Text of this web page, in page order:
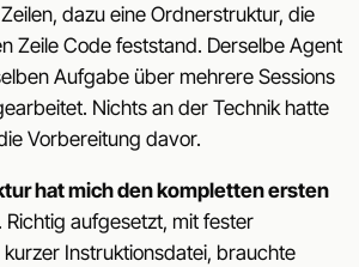
dazu eine Ordnerstruktur, die
Zeile Code feststand. Derselbe Agent
Aufgabe über mehrere Sessions
Nichts an der Technik hatte
Vorbereitung davor.
hat mich den kompletten ersten
. Richtig aufgesetzt, mit fester
Instruktionsdatei, brauchte